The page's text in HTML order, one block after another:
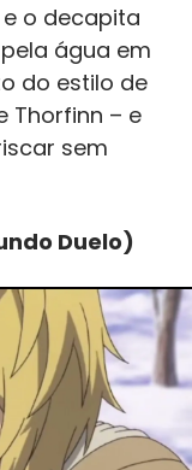
o decapita
água em
do estilo de
Thorfinn – e
sem
Duelo)